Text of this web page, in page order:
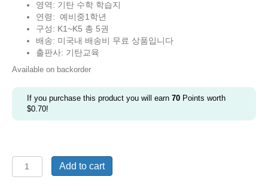
was:
$60.00.
is:
$35.00.
영역: 기탄 수학 학습지
연령:
예비중1학년
구성: K1~K5 총 5권
배송: 미국내 배송비 무료 상품입니다
출판사: 기탄교육
Available on backorder
If you purchase this product you will earn 70 Points worth
$0.70!
탄
Add to cart